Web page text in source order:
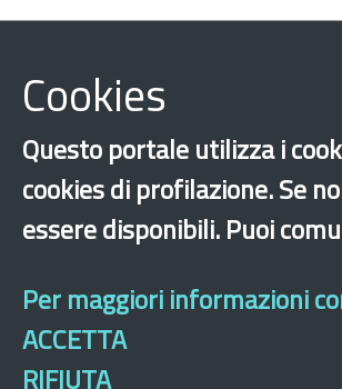
Cookies
Questo portale utilizza i
cookies di profilazione. Se
essere disponibili. Puoi
Per maggiori informazioni
ACCETTA
RIFIUTA